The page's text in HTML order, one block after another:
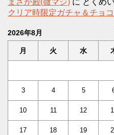
まさか殿(微マジ) に とくめい
クリア時限定ガチャ＆チョ
2026年8月
月 火 水
3 4 5
10 11 12
17 18 19